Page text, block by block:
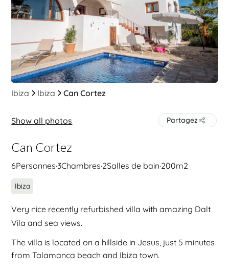
Ibiza Ibiza Can Cortez
Show all photos
Can Cortez
6Personnes·3Chambres·2Salles de bain·200m2
Ibiza
Partagez
Very nice recently refurbished villa with amazing Dalt
Vila and sea views.
The villa is located on a hillside in Jesus, just 5 minutes
from Talamanca beach and Ibiza town.